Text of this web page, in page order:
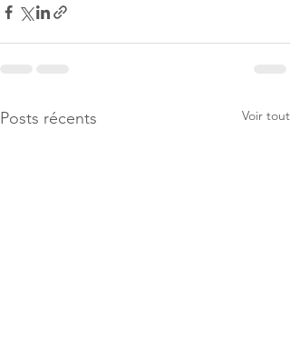
Posts récents Voir tout